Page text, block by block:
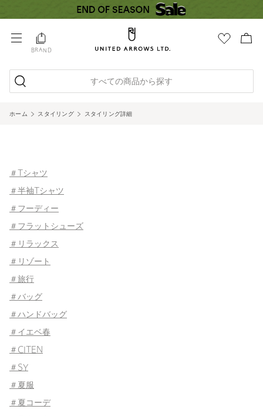
BRAND
すべての商品から探す
ホーム スタイリング スタイリング詳細
＃Tシャツ
＃半袖Tシャツ
＃フーディー
＃フラットシューズ
＃リラックス
＃リゾート
＃旅行
＃バッグ
＃ハンドバッグ
＃イエベ春
＃CITEN
＃SY
＃夏服
＃夏コーデ